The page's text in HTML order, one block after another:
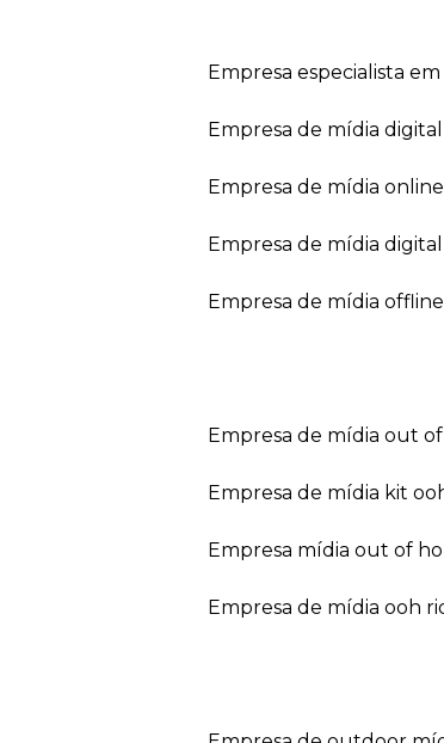
empresa especialista
empresa de mídia
empresa de mídia
empresa de mídia
empresa de mídia
empresa de mídia out
empresa de mídia kit
empresa mídia out of
empresa de mídia ooh